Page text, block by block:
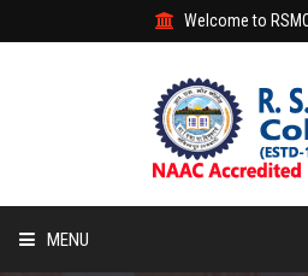
Welcome to
MENU